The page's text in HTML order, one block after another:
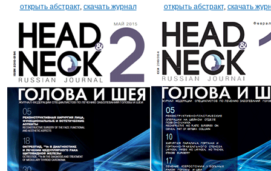
открыть абстракт, скачать журнал открыть абстракт, скачать